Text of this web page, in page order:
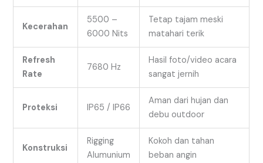
Kecerahan
5500 –
6000 Nits
Tetap tajam meski
matahari terik
Refresh
Rate
7680 Hz
Hasil foto/video acara
sangat jernih
Proteksi IP65 / IP66
Aman dari hujan dan
debu outdoor
Konstruksi
Rigging
Alumunium
Kokoh dan tahan
beban angin